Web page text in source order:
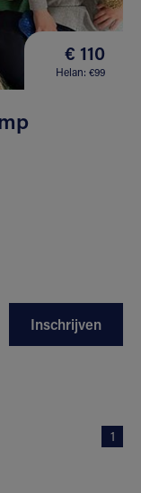
€ 110
Helan: €99
Inschrijven
1